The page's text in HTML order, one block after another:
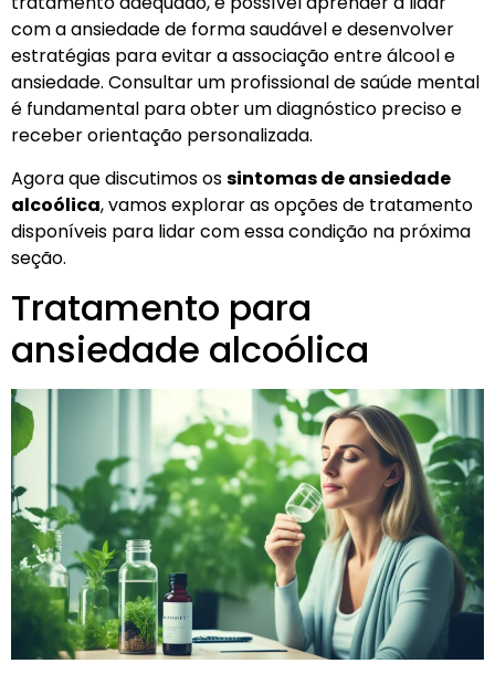
com a ansiedade de forma saudável e desenvolver
estratégias para evitar a associação entre álcool e
ansiedade. Consultar um profissional de saúde mental
é fundamental para obter um diagnóstico preciso e
receber orientação personalizada.
Agora que discutimos ossintomas de ansiedade
alcoólica, vamos explorar as opções de tratamento
disponíveis para lidar com essa condição na próxima
seção.
Tratamento para
ansiedade alcoólica